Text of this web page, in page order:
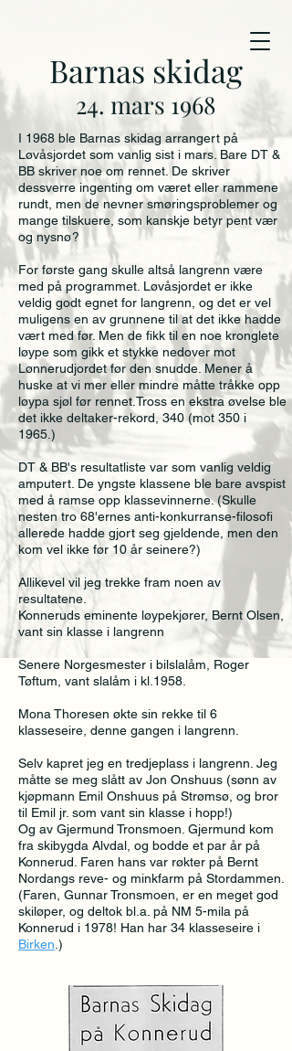
Barnas skidag
24. mars 1968
I 1968 ble Barnas skidag arrangert på
Løvåsjordet som vanlig sist i mars. Bare DT &
BB skriver noe om rennet. De skriver
dessverre ingenting om været eller rammene
rundt, men de nevner smøringsproblemer og
mange tilskuere, som kanskje betyr pent vær
og nysnø?
For første gang skulle altså langrenn være
med på programmet. Løvåsjordet er ikke
veldig godt egnet for langrenn, og det er vel
muligens en av grunnene til at det ikke hadde
vært med før. Men de fikk til en noe kronglete
løype som gikk et stykke nedover mot
Lønnerudjordet før den snudde. Mener å
huske at vi mer eller mindre måtte tråkke opp
løypa sjøl før rennet.Tross en ekstra øvelse ble
det ikke deltaker-rekord, 340 (mot 350 i
1965.)
DT & BB's resultatliste var som vanlig veldig
amputert. De yngste klassene ble bare avspist
med å ramse opp klassevinnerne. (Skulle
nesten tro 68'ernes anti-konkurranse-filosofi
allerede hadde gjort seg gjeldende, men den
kom vel ikke før 10 år seinere?)
Allikevel vil jeg trekke fram noen av
resultatene.
Konneruds eminente løypekjører, Bernt Olsen,
vant sin klasse i langrenn
Senere Norgesmester i bilslalåm, Roger
Tøftum, vant slalåm i kl.1958.
Mona Thoresen økte sin rekke til 6
klasseseire, denne gangen i langrenn.
Selv kapret jeg en tredjeplass i langrenn. Jeg
måtte se meg slått av Jon Onshuus (sønn av
kjøpmann Emil Onshuus på Strømsø, og bror
til Emil jr. som vant sin klasse i hopp!)
Og av Gjermund Tronsmoen. Gjermund kom
fra skibygda Alvdal, og bodde et par år på
Konnerud. Faren hans var røkter på Bernt
Nordangs reve- og minkfarm på Stordammen.
(Faren, Gunnar Tronsmoen, er en meget god
skiløper, og deltok bl.a. på NM 5-mila på
Konnerud i 1978! Han har 34 klasseseire i
Birken .)